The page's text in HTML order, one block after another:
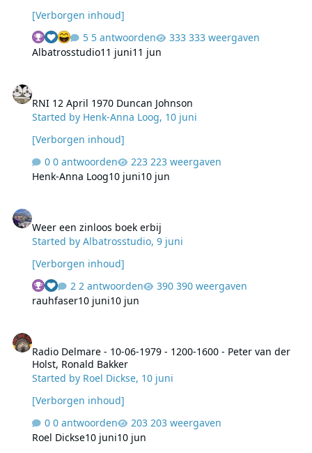
[Verborgen inhoud]
5 antwoorden
333 weergaven
Albatrosstudio11 juni11 jun
RNI 12 April 1970 Duncan Johnson
Started by Henk-Anna Loog, 10 juni
[Verborgen inhoud]
0 antwoorden
223 weergaven
Henk-Anna Loog10 juni10 jun
Weer een zinloos boek erbij
Started byAlbatrosstudio,9 juni
[Verborgen inhoud]
2 antwoorden
390 weergaven
rauhfaser10 juni10 jun
Radio Delmare - 10-06-1979 - 1200-1600 - Peter van der
Holst, Ronald Bakker
Started by Roel Dickse, 10 juni
[Verborgen inhoud]
0 antwoorden
203 weergaven
Roel Dickse10 juni10 jun